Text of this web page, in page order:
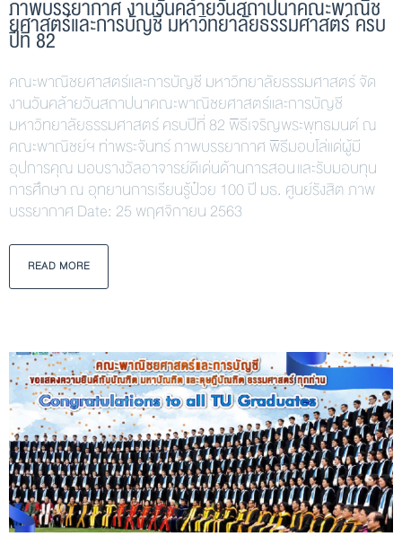
ภาพบรรยากาศ งานวันคล้ายวันสถาปนาคณะพาณิช
ยศาสตร์และการบัญชี มหาวิทยาลัยธรรมศาสตร์ ครบ
ปีที่ 82
คณะพาณิชยศาสตร์และการบัญชี มหาวิทยาลัยธรรมศาสตร์ จัด
งานวันคล้ายวันสถาปนาคณะพาณิชยศาสตร์และการบัญชี
มหาวิทยาลัยธรรมศาสตร์ ครบปีที่ 82 พิธีเจริญพระพุทธมนต์ ณ
คณะพาณิชย์ฯ ท่าพระจันทร์ ภาพบรรยากาศ พิธีมอบโล่แด่ผู้มี
อุปการคุณ มอบรางวัลอาจารย์ดีเด่นด้านการสอน และรับมอบทุน
การศึกษา ณ อุทยานการเรียนรู้ป๋วย 100 ปี มธ. ศูนย์รังสิต ภาพ
บรรยากาศ Date: 25 พฤศจิกายน 2563
READ MORE